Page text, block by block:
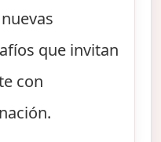
que invitan
con